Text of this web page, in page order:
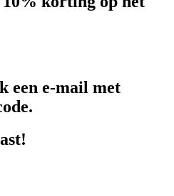
een e-mail met